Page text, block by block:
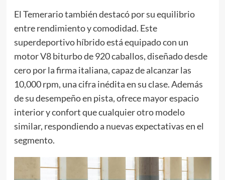
El Temerario también destacó por su equilibrio
entre rendimiento y comodidad. Este
superdeportivo híbrido está equipado con un
motor V8 biturbo de 920 caballos, diseñado desde
cero por la firma italiana, capaz de alcanzar las
10,000 rpm, una cifra inédita en su clase. Además
de su desempeño en pista, ofrece mayor espacio
interior y confort que cualquier otro modelo
similar, respondiendo a nuevas expectativas en el
segmento.